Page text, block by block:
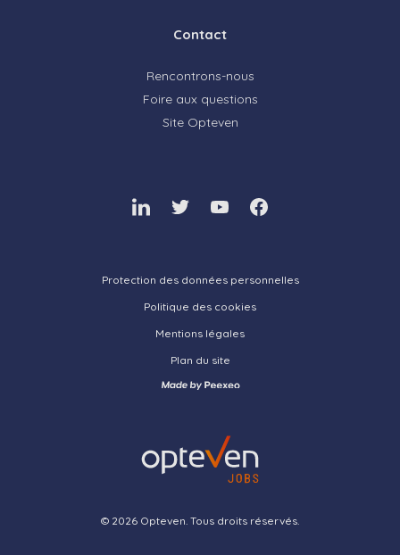
Contact
Rencontrons-nous
Foire aux questions
Site Opteven
Linkedin.Twitter.Youtube.Facebook.
© 2026 Opteven. Tous droits réservés.
Protection des données personnelles
Politique des cookies
Mentions légales
Plan du site
Visitez le site de l'agence